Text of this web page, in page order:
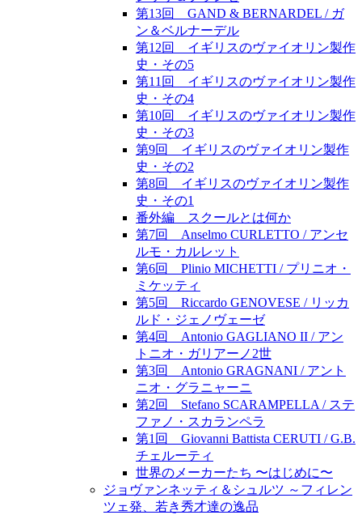
第13回 GAND & BERNARDEL / ガ
ン＆ベルナーデル
第12回 イギリスのヴァイオリン製作
史・その5
第11回 イギリスのヴァイオリン製作
史・その4
第10回 イギリスのヴァイオリン製作
史・その3
第9回 イギリスのヴァイオリン製作
史・その2
第8回 イギリスのヴァイオリン製作
史・その1
番外編 スクールとは何か
第7回 Anselmo CURLETTO / アンセ
ルモ・カルレット
第6回 Plinio MICHETTI / プリニオ・
ミケッティ
第5回 Riccardo GENOVESE / リッカ
ルド・ジェノヴェーゼ
第4回 Antonio GAGLIANO II / アン
トニオ・ガリアーノ2世
第3回 Antonio GRAGNANI / アント
ニオ・グラニャーニ
第2回 Stefano SCARAMPELLA / ステ
ファノ・スカランペラ
第1回 Giovanni Battista CERUTI / G.B.
チェルーティ
世界のメーカーたち 〜はじめに〜
ジョヴァンネッティ＆シュルツ ～フィレン
ツェ発、若き秀才達の逸品